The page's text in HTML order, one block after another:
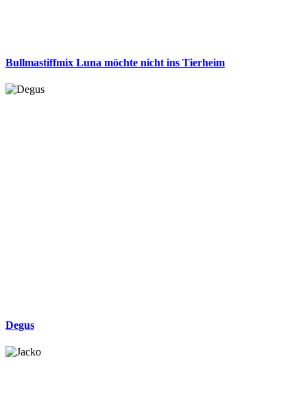
Bullmastiffmix Luna möchte nicht ins Tierheim
Degus